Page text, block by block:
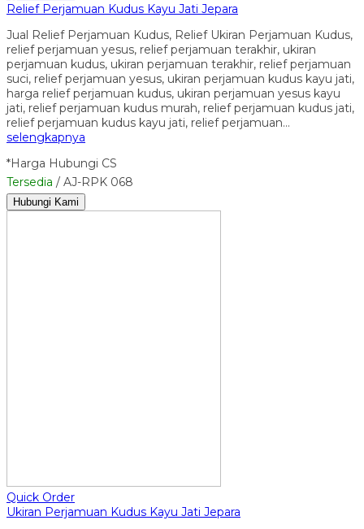
Relief Perjamuan Kudus Kayu Jati Jepara
Jual Relief Perjamuan Kudus, Relief Ukiran Perjamuan Kudus,
relief perjamuan yesus, relief perjamuan terakhir, ukiran
perjamuan kudus, ukiran perjamuan terakhir, relief perjamuan
suci, relief perjamuan yesus, ukiran perjamuan kudus kayu jati,
harga relief perjamuan kudus, ukiran perjamuan yesus kayu
jati, relief perjamuan kudus murah, relief perjamuan kudus jati,
relief perjamuan kudus kayu jati, relief perjamuan…
selengkapnya
*Harga Hubungi CS
Tersedia / AJ-RPK 068
Hubungi Kami
Quick Order
Ukiran Perjamuan Kudus Kayu Jati Jepara